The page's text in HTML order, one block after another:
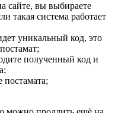
сайте, вы выбираете
такая система работает
уникальный код, это
полученный код и
постамата;